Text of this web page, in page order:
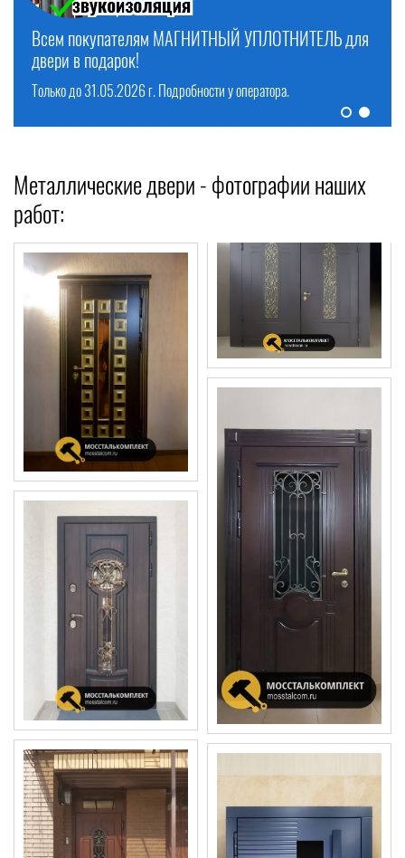
Смотреть предложения >
ТЕРМОДВЕРИ по выгодным ценам! Выезд на замер
БЕСПЛАТНО!
Смотреть предложения >
Металлические двери - фотографии наших
работ: